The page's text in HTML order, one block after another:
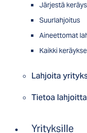
Järjestä keräys
Suurlahjoitus
Aineettomat
Kaikki
Lahjoita
Tietoa
Yrityksille